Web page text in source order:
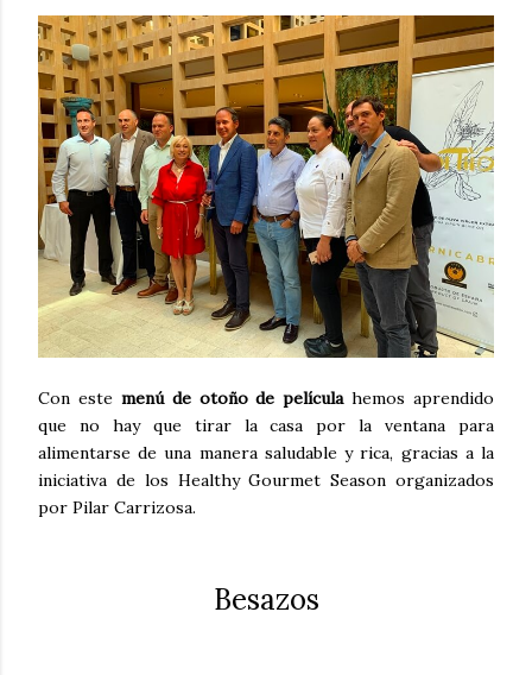
Con este menú de otoño de películahemos aprendido
que no hay que tirar la casa por la ventana para
alimentarse de una manera saludable y rica, gracias a la
iniciativa de los Healthy Gourmet Season organizados
por Pilar Carrizosa.
Besazos